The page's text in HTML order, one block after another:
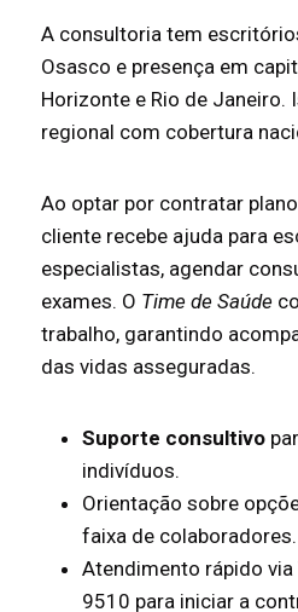
A consultoria tem
Osasco e presença em
Horizonte e Rio de Janeiro.
regional com cobertura
Ao optar por contratar
cliente recebe ajuda para
especialistas, agendar
exames. O Time de Saúde
trabalho, garantindo
das vidas asseguradas.
Suporte consultivo
indivíduos.
Orientação sobre
faixa de colaboradores.
Atendimento rápido
9510 para iniciar a